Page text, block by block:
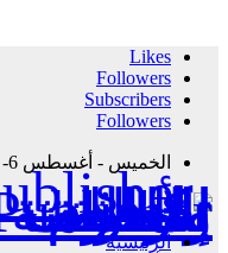
Likes
Followers
Subscribers
Followers
الخميس - أغسطس 6- 2026
Publisher - تغطية إخبارية لكافة الأحداث الرياضية في المغرب والعالم.
الرئيسية